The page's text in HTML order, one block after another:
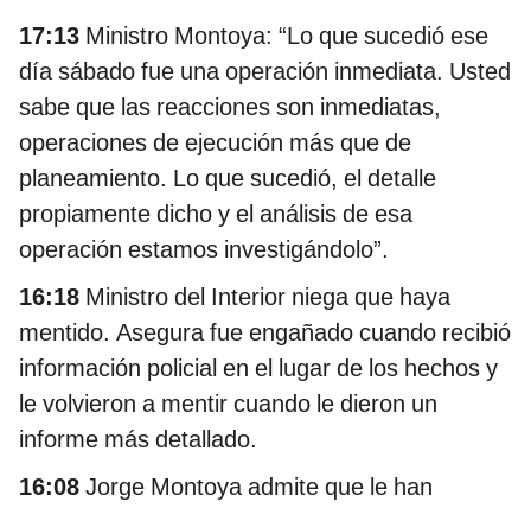
17:13 Ministro Montoya: “Lo que sucedió ese
día sábado fue una operación inmediata. Usted
sabe que las reacciones son inmediatas,
operaciones de ejecución más que de
planeamiento. Lo que sucedió, el detalle
propiamente dicho y el análisis de esa
operación estamos investigándolo”.
16:18 Ministro del Interior niega que haya
mentido. Asegura fue engañado cuando recibió
información policial en el lugar de los hechos y
le volvieron a mentir cuando le dieron un
informe más detallado.
16:08 Jorge Montoya admite que le han